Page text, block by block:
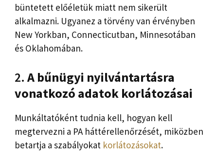
büntetett előéletük miatt nem sikerült
alkalmazni. Ugyanez a törvény van érvényben
New Yorkban, Connecticutban, Minnesotában
és Oklahomában.
2. A bűnügyi nyilvántartásra
vonatkozó adatok korlátozásai
Munkáltatóként tudnia kell, hogyan kell
megtervezni a PA háttérellenőrzését, miközben
betartja a szabályokat korlátozásokat.